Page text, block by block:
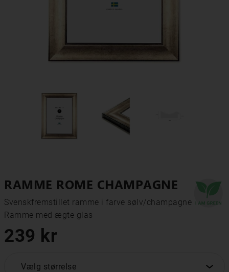
RAMME ROME CHAMPAGNE
Svenskfremstillet ramme i farve sølv/champagne
Ramme med ægte glas
239 kr
Vælg størrelse